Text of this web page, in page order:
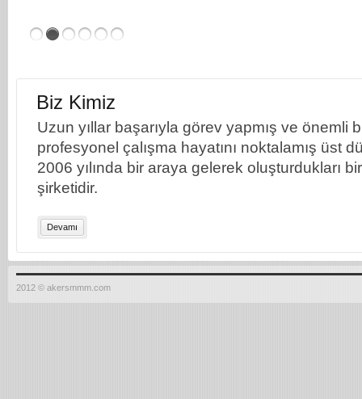
Biz Kimiz
Uzun yıllar başarıyla görev yapmış ve önemli
profesyonel çalışma hayatını noktalamış üst
2006 yılında bir araya gelerek oluşturdukları
şirketidir.
Devamı
2012 © akersmmm.com